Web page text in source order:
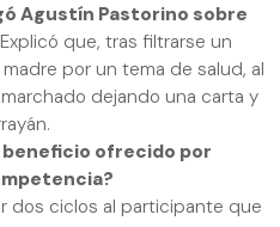
Agustín Pastorino sobre
Explicó que, tras filtrarse un
por un tema de salud, al
dejando una carta y
beneficio ofrecido por
dos ciclos al participante que